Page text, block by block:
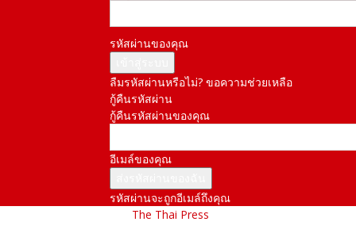
รหัสผ่านของคุณ
ลืมรหัสผ่านหรือไม่? ขอความช่วยเหลือ
กู้คืนรหัสผ่าน
กู้คืนรหัสผ่านของคุณ
อีเมล์ของคุณ
รหัสผ่านจะถูกอีเมล์ถึงคุณ
The Thai Press